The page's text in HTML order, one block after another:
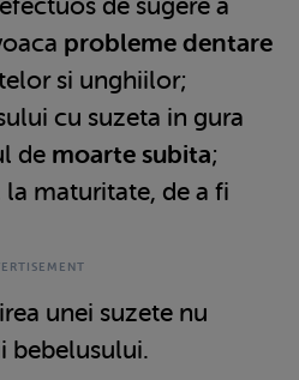
probleme dentare
si unghiilor;
cu suzeta in gura
de moarte subita;
maturitate, de a fi
unei suzete nu
bebelusului.